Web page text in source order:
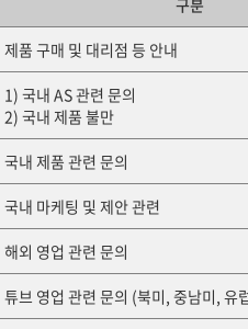
구분
제품 구매 및 대리점 등 안내
1) 국내 AS 관련 문의
2) 국내 제품 불만
국내 제품 관련 문의
국내 마케팅 및 제안 관련
해외 영업 관련 문의
튜브 영업 관련 문의 (북미, 중남미, 유